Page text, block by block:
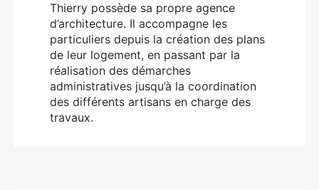
Thierry possède sa propre agence
d’architecture. Il accompagne les
particuliers depuis la création des plans
de leur logement, en passant par la
réalisation des démarches
administratives jusqu’à la coordination
des différents artisans en charge des
travaux.